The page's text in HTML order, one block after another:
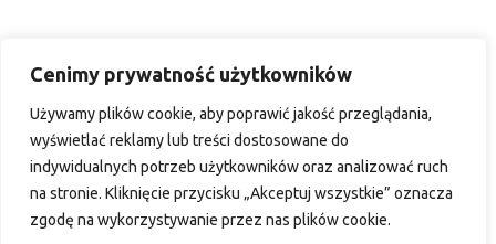
Cenimy prywatność użytkowników
Używamy plików cookie, aby poprawić jakość przeglądania,
wyświetlać reklamy lub treści dostosowane do
indywidualnych potrzeb użytkowników oraz analizować ruch
na stronie. Kliknięcie przycisku „Akceptuj wszystkie” oznacza
zgodę na wykorzystywanie przez nas plików cookie.